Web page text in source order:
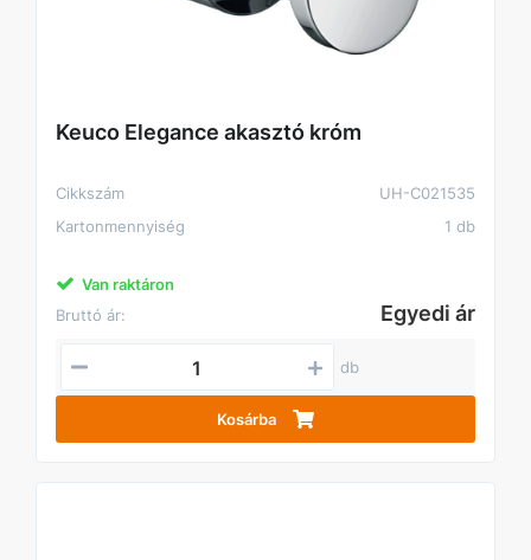
Keuco Elegance akasztó króm
Cikkszám
UH-C021535
Kartonmennyiség
1 db
Van raktáron
Bruttó ár:
Egyedi ár
db
Kosárba